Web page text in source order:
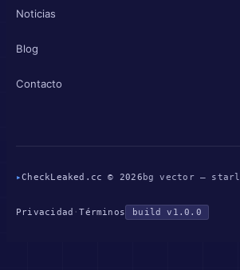
Noticias
Blog
Contacto
▸CheckLeaked.cc © 2026 bg vector —
Privacidad ·Términos build v1.0.0